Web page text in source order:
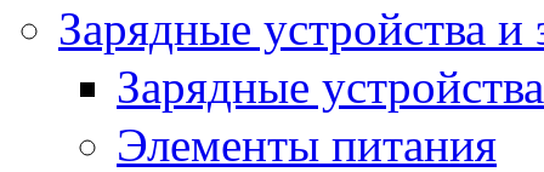
Зарядные устройства
Зарядные устройства
Элементы питания